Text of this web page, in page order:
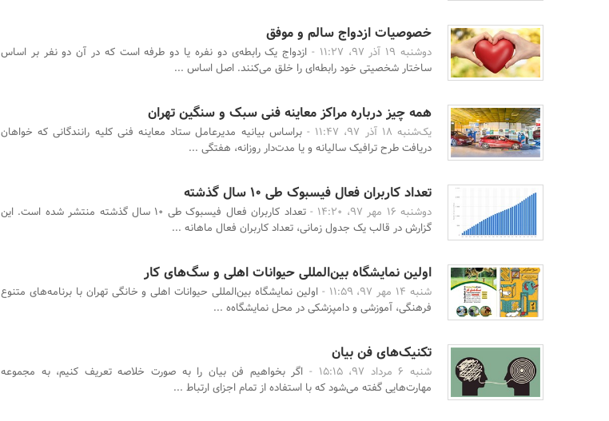
خصوصیات ازدواج سالم و موفق
دوشنبه 19 آذر 97، 11:27 -
ازدواج یک رابطه‌ی دو نفره یا دو طرفه است که در آن دو نفر بر اساس
ساختار شخصیتی خود رابطه‌ای را خلق می‌کنند. اصل اساس ...
همه چیز درباره مراکز معاینه فنی سبک و سنگین تهران
یک‌شنبه 18 آذر 97، 11:47 -
براساس بیانیه مدیرعامل ستاد معاینه فنی کلیه رانندگانی که خواهان
دریافت طرح ترافیک سالیانه و یا مدت‌دار روزانه، هفتگی ...
تعداد کاربران فعال فیسبوک طی 10 سال گذشته
دوشنبه 16 مهر 97، 14:20 -
تعداد کاربران فعال فیسبوک طی 10 سال گذشته منتشر شده است. این
گزارش در قالب یک جدول زمانی، تعداد کاربران فعال ماهانه ...
اولین نمایشگاه بین‌المللی حیوانات اهلی و سگ‌های کار
شنبه 14 مهر 97، 11:59 -
اولین نمایشگاه بین‌المللی حیوانات اهلی و خانگی تهران با برنامه‌های متنوع
فرهنگی، آموزشی و دامپزشکی در محل نمایشگاه‌ه ...
تکنیک‌های فن بیان
شنبه 6 مرداد 97، 15:15 -
اگر بخواهیم فن بیان را به صورت خلاصه تعریف کنیم، به مجموعه
مهارت‌هایی گفته می‌شود که با استفاده از تمام اجزای ارتباط ...